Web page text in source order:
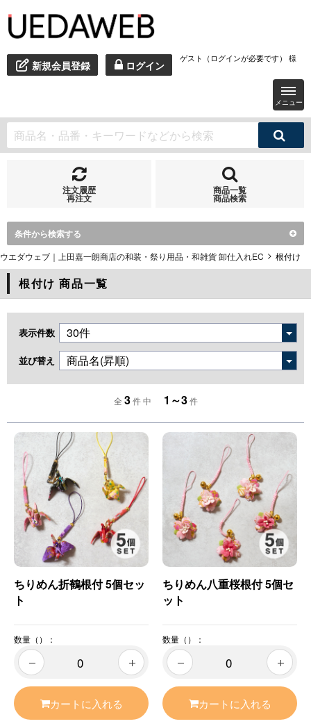
新規会員登録 ログイン
ゲスト（ログインが必要です） 様
メニュー
注文履歴
再注文
商品一覧
商品検索
条件から検索する
ウエダウェブ｜上田嘉一朗商店の和装・祭り用品・和雑貨 卸仕入れEC 根付け
根付け 商品一覧
表示件数
並び替え
全 3 件 中 1～3 件
ちりめん折鶴根付 5個セッ
ト
数量（）：
カートに入れる
ちりめん八重桜根付 5個セ
ット
数量（）：
カートに入れる